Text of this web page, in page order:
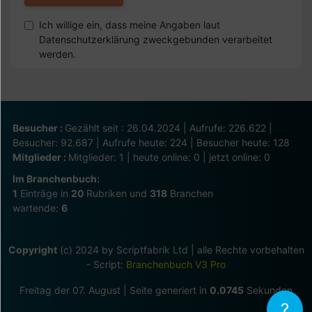
Ich willige ein, dass meine Angaben laut
Datenschutzerklärung zweckgebunden verarbeitet
werden.
Besucher : Gezählt seit : 26.04.2024 | Aufrufe: 226.622 |
Besucher: 92.687 | Aufrufe heute: 224 | Besucher heute: 128
Mitglieder : Mitglieder: 1 | heute online: 0 | jetzt online: 0
Im Branchenbuch:
1 Einträge in 20 Rubriken und 318 Branchen
wartende: 6
Copyright(c) 2024 by Scriptfabrik Ltd | alle Rechte vorbehalten
- Script: Branchenbuch V3 Pro
Freitag der 07. August | Seite generiert in 0.0745 Sekunden